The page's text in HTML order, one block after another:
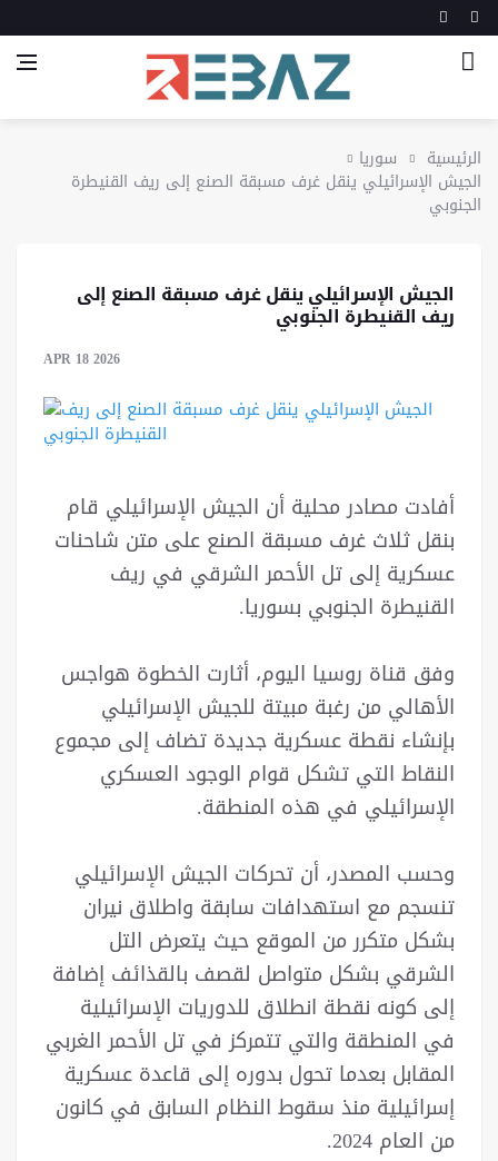
الرئيسية سوريا
الجيش الإسرائيلي ينقل غرف مسبقة الصنع إلى ريف القنيطرة
الجنوبي
الجيش الإسرائيلي ينقل غرف مسبقة الصنع إلى
ريف القنيطرة الجنوبي
APR 18 2026
أفادت مصادر محلية أن الجيش الإسرائيلي قام
بنقل ثلاث غرف مسبقة الصنع على متن شاحنات
عسكرية إلى تل الأحمر الشرقي في ريف
القنيطرة الجنوبي بسوريا.
وفق قناة روسيا اليوم، أثارت الخطوة هواجس
الأهالي من رغبة مبيتة للجيش الإسرائيلي
بإنشاء نقطة عسكرية جديدة تضاف إلى مجموع
النقاط التي تشكل قوام الوجود العسكري
الإسرائيلي في هذه المنطقة.
وحسب المصدر، أن تحركات الجيش الإسرائيلي
تنسجم مع استهدافات سابقة واطلاق نيران
بشكل متكرر من الموقع حيث يتعرض التل
الشرقي بشكل متواصل لقصف بالقذائف إضافة
إلى كونه نقطة انطلاق للدوريات الإسرائيلية
في المنطقة والتي تتمركز في تل الأحمر الغربي
المقابل بعدما تحول بدوره إلى قاعدة عسكرية
إسرائيلية منذ سقوط النظام السابق في كانون
من العام 2024.